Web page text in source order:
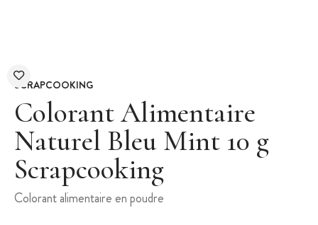
SCRAPCOOKING
Colorant Alimentaire
Naturel Bleu Mint 10 g
Scrapcooking
Colorant alimentaire en poudre